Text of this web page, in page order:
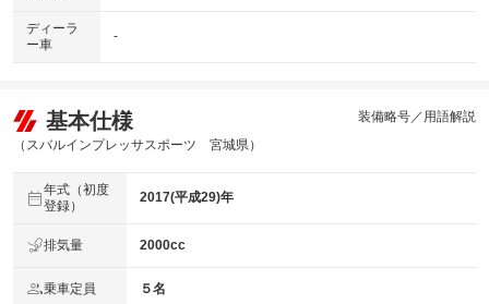
ディーラ
ー車
-
基本仕様
（スバルインプレッサスポーツ 宮城県）
装備略号／用語解説
年式（初度
登録）
2017(平成29)年
排気量 2000cc
乗車定員 ５名